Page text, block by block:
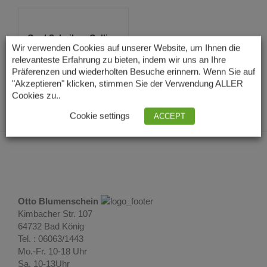
Opal Scheiben Collier
mit Farbverl...
54,00€ Lieferzeit: 3 – 5
Tage
Otto Blumenschein
Kimbacher Str. 107
64732 Bad König
Tel. : 06063/1443
Mo.-Fr. 10-18 Uhr
Sa. 10-13Uhr
Wir verwenden Cookies auf unserer Website, um Ihnen die
relevanteste Erfahrung zu bieten, indem wir uns an Ihre
Präferenzen und wiederholten Besuche erinnern. Wenn Sie auf
"Akzeptieren" klicken, stimmen Sie der Verwendung ALLER
Cookies zu..
Cookie settings ACCEPT